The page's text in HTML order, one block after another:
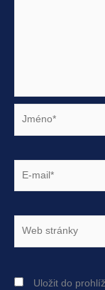
mail*
Uložit do